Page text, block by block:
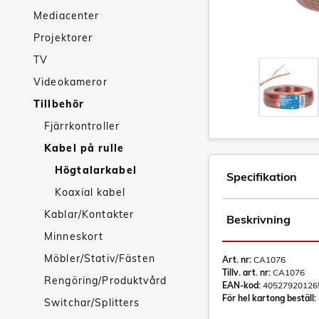
Mediacenter
Projektorer
TV
Videokameror
Tillbehör
Fjärrkontroller
Kabel på rulle
Högtalarkabel
Koaxial kabel
Kablar/Kontakter
Minneskort
Möbler/Stativ/Fästen
Rengöring/Produktvård
Switchar/Splitters
Specifikation
Beskrivning
Art. nr: CA1076
Tillv. art. nr: CA1076
EAN-kod:
För hel kartong beställ: